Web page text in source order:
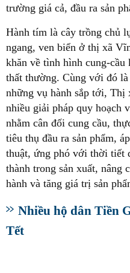
trường giá cả, đầu ra sản
Hành tím là cây trồng chủ
ngang, ven biển ở thị xã
khăn về tình hình cung-
thất thường. Cùng với đó
những vụ hành sắp tới, Thị
nhiều giải pháp quy hoạch
nhằm cân đối cung cầu,
tiêu thụ đầu ra sản phẩm,
thuật, ứng phó với thời tiết
thành trong sản xuất, nâng
hành và tăng giá trị sản
Nhiều hộ dân Tiền
Tết